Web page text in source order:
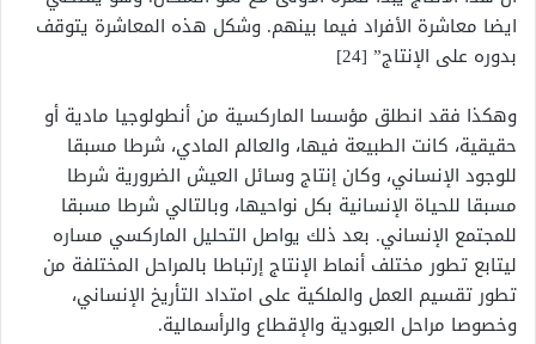
ايضا معاشرة الأفراد فيما بينهم. وشكل هذه المعاشرة يتوقف
بدوره على الإنتاج” [24]
وهكذا فقد انطلق مؤسسا الماركسية من أنطولوجيا مادية أو
حقيقية، كانت الطبيعة فيها، والعالم المادي، شرطا مسبقا
للوجود الإنساني، وكان إنتاج وسائل العيش الضرورية شرطا
مسبقا للحياة الإنسانية بكل نواحيها، وبالتالي شرطا مسبقا
للمجتمع الإنساني. بعد ذلك يواصل التحليل الماركسي مساره
ليتابع تطور مختلف أنماط الإنتاج إرتباطا بالمراحل المختلفة من
تطور تقسيم العمل والملكية على امتداد التأريخ الإنساني،
وخصوصا مراحل العبودية والإقطاع والرأسمالية.